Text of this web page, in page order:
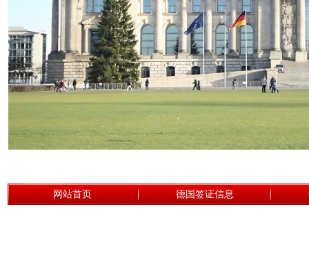
网站首页 德国签证信息